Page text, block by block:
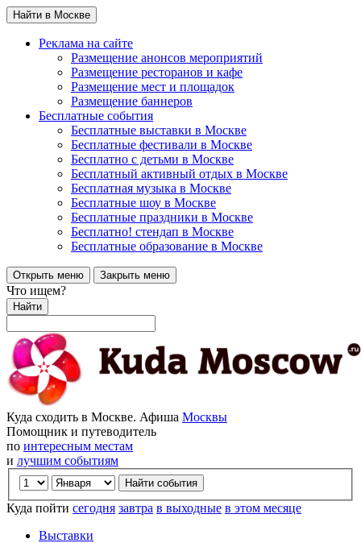
Найти в Москве
Реклама на сайте
Размещение анонсов мероприятий
Размещение ресторанов и кафе
Размещение мест и площадок
Размещение баннеров
Бесплатные события
Бесплатные выставки в Москве
Бесплатные фестивали в Москве
Бесплатно с детьми в Москве
Бесплатный активный отдых в Москве
Бесплатная музыка в Москве
Бесплатные шоу в Москве
Бесплатные праздники в Москве
Бесплатно! стендап в Москве
Бесплатные образование в Москве
Открыть меню Закрыть меню
Что ищем?
Найти
Куда сходить в Москве. Афиша Москвы
Помощник и путеводитель
по интересным местам
и лучшим событиям
Куда пойти сегодня завтра в выходные в этом месяце
Выставки